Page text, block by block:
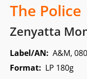
The Police
Zenyatta
Label/AN: A&M,
Format: LP 180g